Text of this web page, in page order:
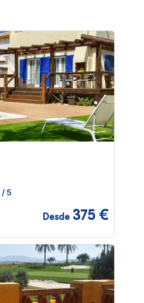
/ 5
Desde 375 €